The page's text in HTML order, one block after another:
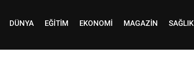
DÜNYA EĞITIM EKONOMI MAGAZIN SAĞLIK